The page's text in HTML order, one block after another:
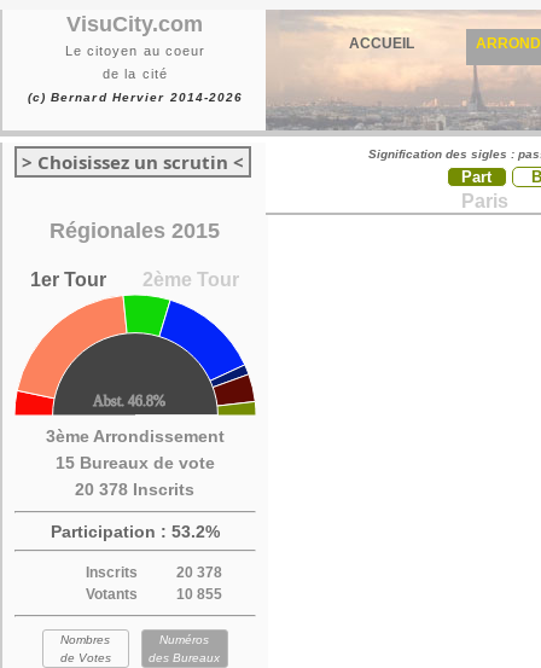
VisuCity.com
Le citoyen au coeur
de la cité
(c) Bernard Hervier 2014-2026
ACCUEIL
> Choisissez un scrutin <
Régionales 2015
1er Tour 2ème Tour
3ème Arrondissement
15 Bureaux de vote
20 378 Inscrits
Participation : 53.2%
Inscrits
20 378
Votants
10 855
Nombres
de Votes
Numéros
des Bureaux
Signification des sigles :
Part
Paris